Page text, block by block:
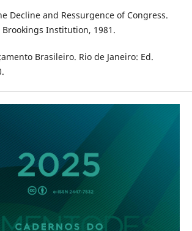
Decline and Ressurgence of Congress.
Institution, 1981.
Brasileiro. Rio de Janeiro: Ed.